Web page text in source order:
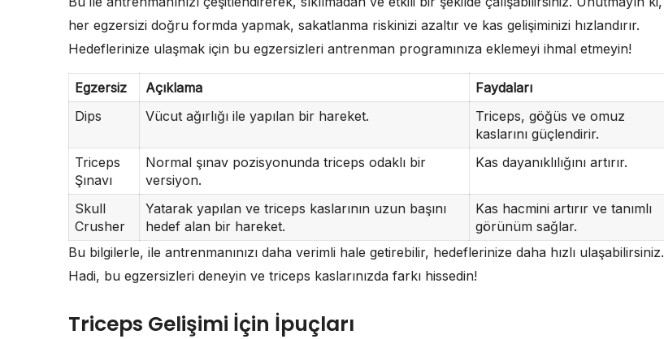
her egzersizi doğru formda yapmak, sakatlanma riskinizi azaltır ve kas gelişiminizi hızlandırır.
Hedeflerinize ulaşmak için bu egzersizleri antrenman programınıza eklemeyi ihmal etmeyin!
Egzersiz Açıklama
Faydaları
Dips
Vücut ağırlığı ile yapılan bir hareket.
Triceps, göğüs ve omuz
kaslarını güçlendirir.
Triceps
Şınavı
Normal şınav pozisyonunda triceps odaklı bir
versiyon.
Kas dayanıklılığını artırır.
Skull
Crusher
Yatarak yapılan ve triceps kaslarının uzun başını
hedef alan bir hareket.
Kas hacmini artırır ve tanımlı
görünüm sağlar.
Bu bilgilerle, ile antrenmanınızı daha verimli hale getirebilir, hedeflerinize daha hızlı ulaşabilirsiniz.
Hadi, bu egzersizleri deneyin ve triceps kaslarınızda farkı hissedin!
Triceps Gelişimi İçin İpuçları